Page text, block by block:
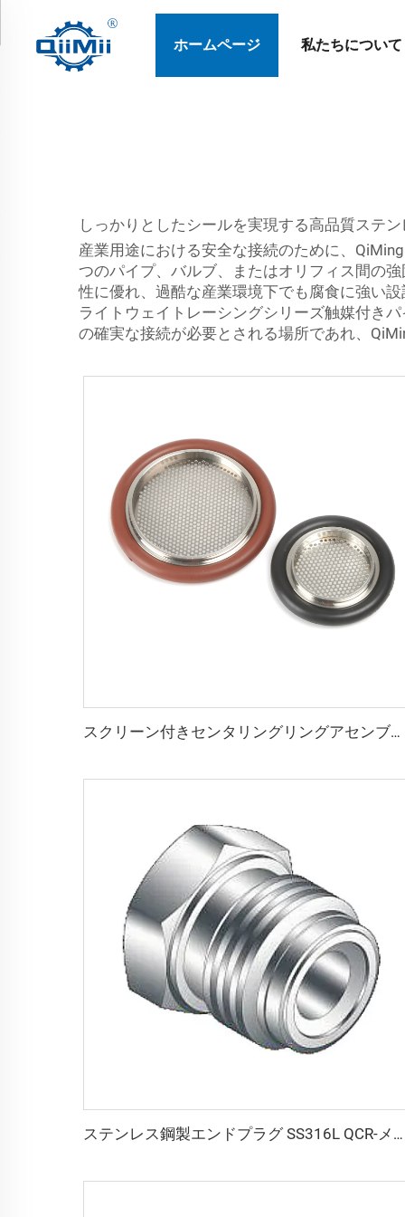
ホームページ 私たちについて
しっかりとしたシールを実現する高品質ステ
産業用途における安全な接続のために、
つのパイプ、バルブ、またはオリフィス間の
性に優れ、過酷な産業環境下でも腐食に強い
ライトウェイトレーシングシリーズ触媒付き
の確実な接続が必要とされる場所であれ、
スクリーン付きセンタリングリングアセンブリ ISO-KFフランジ ステンレス鋼 （FKM/NBR/EDM） Oリング 真空フィッティング KF16/KF25/KF40/KF50
ステンレス鋼製エンドプラグ SS316L QCR-メタルフェース継手 1/8"-1" ブライトアニール／電解研磨仕上げ